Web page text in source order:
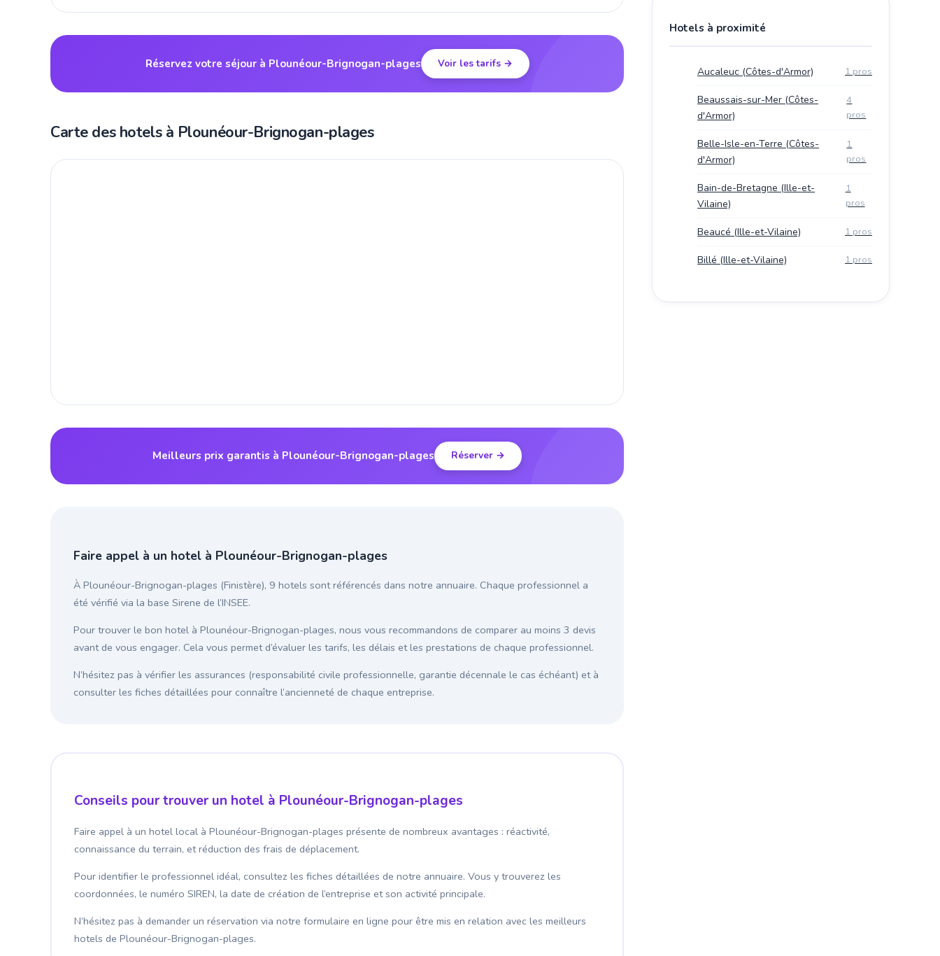
Réservez votre séjour à Plounéour-Brignogan-plages Voir les tarifs →
Carte des hotels à Plounéour-Brignogan-plages
Meilleurs prix garantis à Plounéour-Brignogan-plages Réserver →
Faire appel à un hotel à Plounéour-Brignogan-plages
À Plounéour-Brignogan-plages (Finistère), 9 hotels sont référencés dans notre annuaire. Chaque professionnel a
été vérifié via la base Sirene de l’INSEE.
Pour trouver le bon hotel à Plounéour-Brignogan-plages, nous vous recommandons de comparer au moins 3 devis
avant de vous engager. Cela vous permet d’évaluer les tarifs, les délais et les prestations de chaque professionnel.
N’hésitez pas à vérifier les assurances (responsabilité civile professionnelle, garantie décennale le cas échéant) et à
consulter les fiches détaillées pour connaître l’ancienneté de chaque entreprise.
Conseils pour trouver un hotel à Plounéour-Brignogan-plages
Faire appel à un hotel local à Plounéour-Brignogan-plages présente de nombreux avantages : réactivité,
connaissance du terrain, et réduction des frais de déplacement.
Pour identifier le professionnel idéal, consultez les fiches détaillées de notre annuaire. Vous y trouverez les
coordonnées, le numéro SIREN, la date de création de l’entreprise et son activité principale.
N’hésitez pas à demander un réservation via notre formulaire en ligne pour être mis en relation avec les meilleurs
hotels de Plounéour-Brignogan-plages.
Hotels à proximité
Aucaleuc (Côtes-d'Armor) 1 pros
Beaussais-sur-Mer (Côtes-
d'Armor)
4
pros
Belle-Isle-en-Terre (Côtes-
d'Armor)
1
pros
Bain-de-Bretagne (Ille-et-
Vilaine)
1
pros
Beaucé (Ille-et-Vilaine) 1 pros
Billé (Ille-et-Vilaine) 1 pros